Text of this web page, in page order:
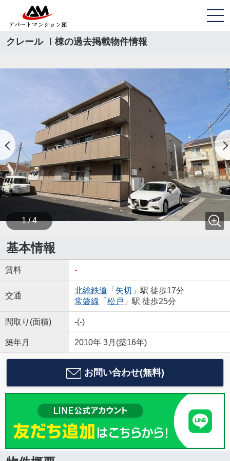
クレール Ⅰ棟の過去掲載物件情報
1 / 4
基本情報
賃料 -
交通
北総鉄道 「 矢切 」駅 徒歩17分
常磐線 「 松戸 」駅 徒歩25分
間取り(面積) -(-)
築年月 2010年 3月(築16年)
お問い合わせ(無料)